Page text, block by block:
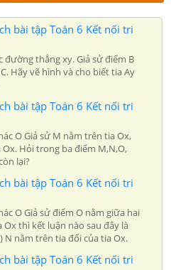
bài tập Toán 6 Kết nối tri
đường thẳng xy. Giả sử điểm B
Hãy vẽ hình và cho biết tia Ay
bài tập Toán 6 Kết nối tri
O Giả sử M nằm trên tia Ox,
Hỏi trong ba điểm M,N,O,
lại?
bài tập Toán 6 Kết nối tri
O Giả sử điểm O nằm giữa hai
thì kết luận nào sau đây là
N nằm trên tia đối của tia Ox.
bài tập Toán 6 Kết nối tri